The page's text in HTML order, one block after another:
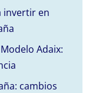
invertir en
Adaix:
cambios